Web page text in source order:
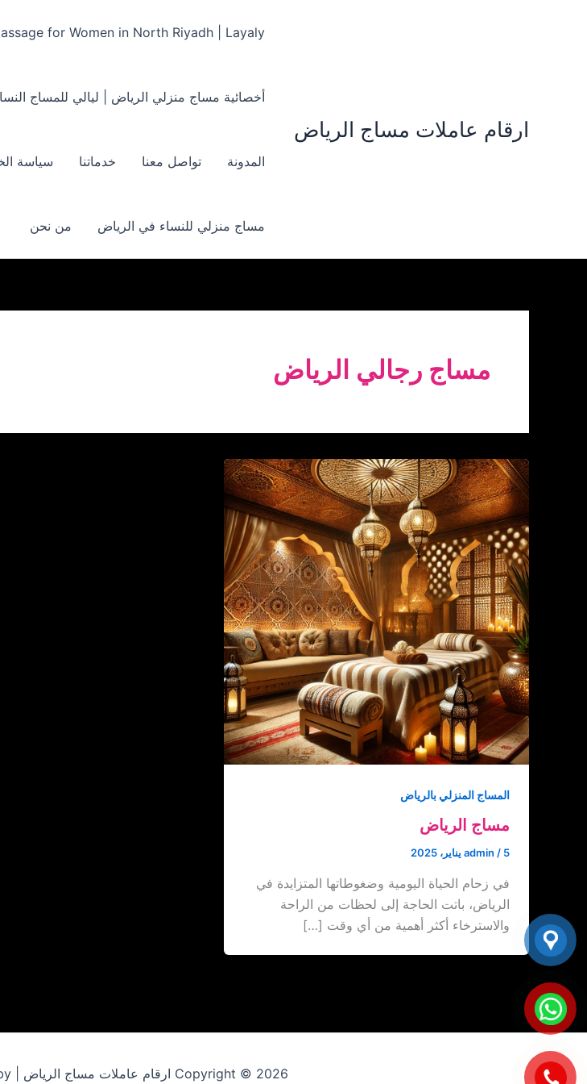
ارقام عاملات مساج الرياض
for Women in North Riyadh | Layaly ‏‪0548728631
أخصائية مساج منزلي الرياض | ليالي للمساج النسائي
المدونة تواصل معنا خدماتنا سياسة
مساج منزلي للنساء في الرياض من نحن
مساج رجالي الرياض
المساج المنزلي بالرياض
مساج الرياض
admin / 5 يناير، 2025
في زحام الحياة اليومية وضغوطاتها المتزايدة في
الرياض، باتت الحاجة إلى لحظات من الراحة
والاسترخاء أكثر أهمية من أي وقت […]
Copyright © 2026 ارقام عاملات مساج الرياض | Powered by